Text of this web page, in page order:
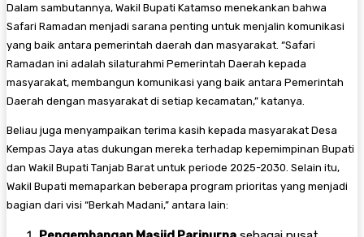
Dalam sambutannya, Wakil Bupati Katamso menekankan bahwa
Safari Ramadan menjadi sarana penting untuk menjalin komunikasi
yang baik antara pemerintah daerah dan masyarakat. “Safari
Ramadan ini adalah silaturahmi Pemerintah Daerah kepada
masyarakat, membangun komunikasi yang baik antara Pemerintah
Daerah dengan masyarakat di setiap kecamatan,” katanya.
Beliau juga menyampaikan terima kasih kepada masyarakat Desa
Kempas Jaya atas dukungan mereka terhadap kepemimpinan Bupati
dan Wakil Bupati Tanjab Barat untuk periode 2025-2030. Selain itu,
Wakil Bupati memaparkan beberapa program prioritas yang menjadi
bagian dari visi “Berkah Madani,” antara lain: